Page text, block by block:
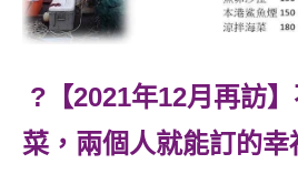
?【2021年12月再訪
菜，兩個人就能訂的